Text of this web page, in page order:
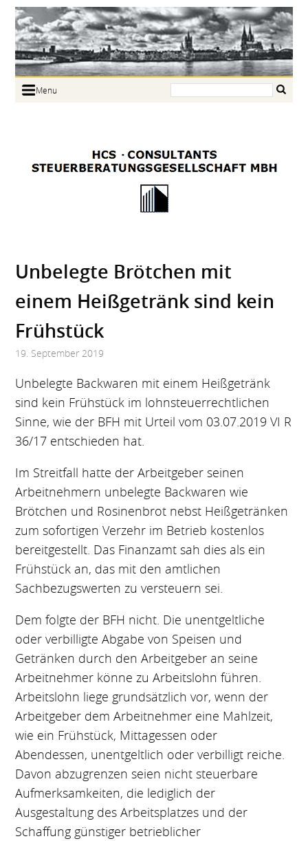
Menu
Links
Unbelegte Brötchen mit
einem Heißgetränk sind kein
Frühstück
19. September 2019
Unbelegte Backwaren mit einem Heißgetränk
sind kein Frühstück im lohnsteuerrechtlichen
Sinne, wie der BFH mit Urteil vom 03.07.2019 VI R
36/17 entschieden hat.
Im Streitfall hatte der Arbeitgeber seinen
Arbeitnehmern unbelegte Backwaren wie
Brötchen und Rosinenbrot nebst Heißgetränken
zum sofortigen Verzehr im Betrieb kostenlos
bereitgestellt. Das Finanzamt sah dies als ein
Frühstück an, das mit den amtlichen
Sachbezugswerten zu versteuern sei.
Dem folgte der BFH nicht. Die unentgeltliche
oder verbilligte Abgabe von Speisen und
Getränken durch den Arbeitgeber an seine
Arbeitnehmer könne zu Arbeitslohn führen.
Arbeitslohn liege grundsätzlich vor, wenn der
Arbeitgeber dem Arbeitnehmer eine Mahlzeit,
wie ein Frühstück, Mittagessen oder
Abendessen, unentgeltlich oder verbilligt reiche.
Davon abzugrenzen seien nicht steuerbare
Aufmerksamkeiten, die lediglich der
Ausgestaltung des Arbeitsplatzes und der
Schaffung günstiger betrieblicher